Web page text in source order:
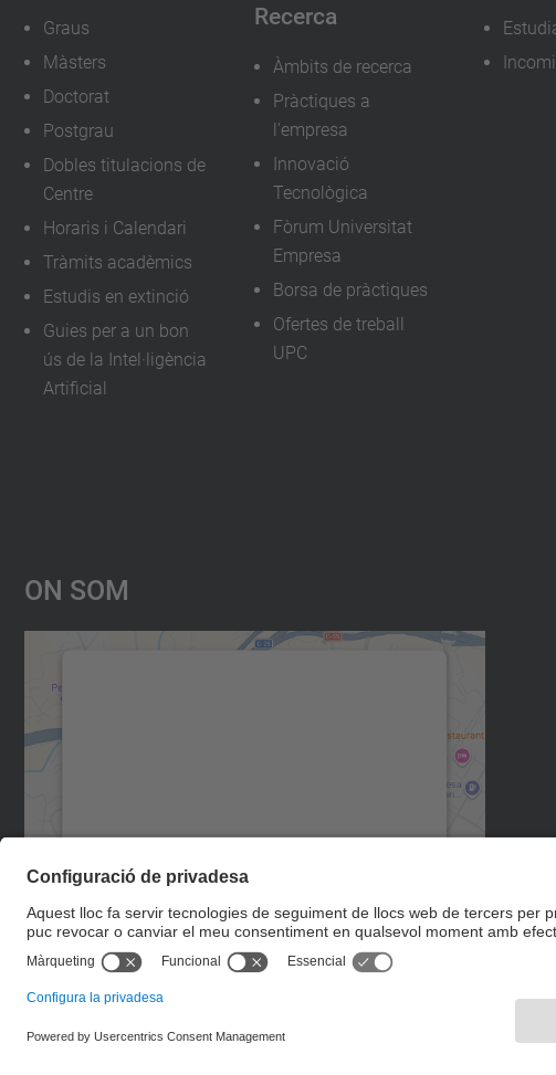
Graus
Màsters
Doctorat
Postgrau
Dobles titulacions de
Centre
Horaris i Calendari
Tràmits acadèmics
Estudis en extinció
Guies per a un bon
ús de la Intel·ligència
Artificial
Recerca
Àmbits de recerca
Pràctiques a
l'empresa
Innovació
Tecnològica
Fòrum Universitat
Empresa
Borsa de pràctiques
Ofertes de treball
UPC
On Som
Més Informació
Accepta
powered by
Usercentrics Consent